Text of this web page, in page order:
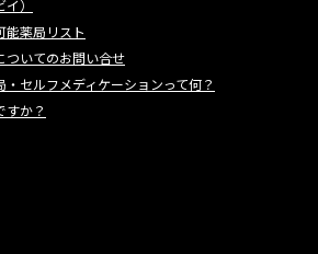
）
能薬局リスト
ついてのお問い合せ
セルフメディケーションって何？
すか？